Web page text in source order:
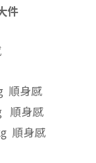
件
順身感
順身感
順身感